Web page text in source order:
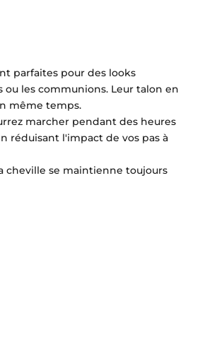
parfaites pour des looks
ou les communions. Leur talon en
même temps.
marcher pendant des heures
réduisant l'impact de vos pas à
cheville se maintienne toujours